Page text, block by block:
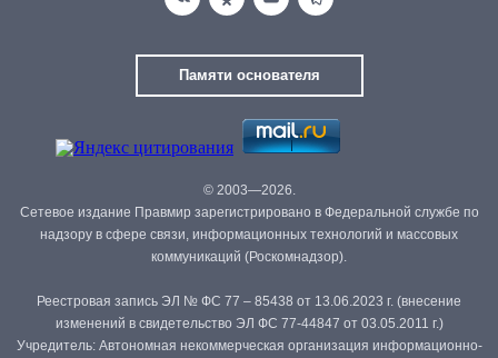
Памяти основателя
© 2003—2026.
Сетевое издание Правмир зарегистрировано в Федеральной службе по
надзору в сфере связи, информационных технологий и массовых
коммуникаций (Роскомнадзор).
Реестровая запись ЭЛ № ФС 77 – 85438 от 13.06.2023 г. (внесение
изменений в свидетельство ЭЛ ФС 77-44847 от 03.05.2011 г.)
Учредитель: Автономная некоммерческая организация информационно-